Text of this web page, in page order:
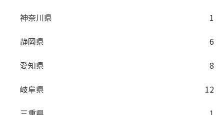
神奈川県
1
静岡県
6
愛知県
8
岐阜県
12